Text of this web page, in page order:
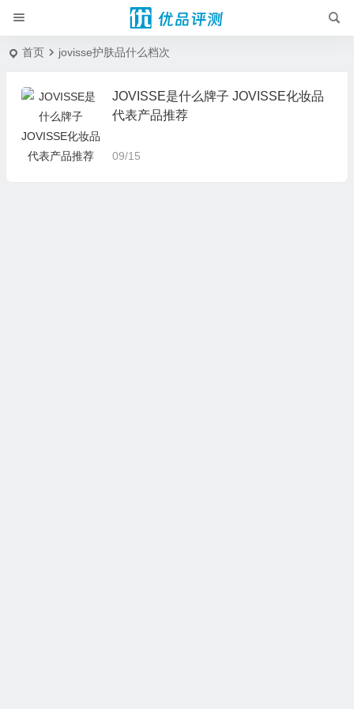
首页 jovisse护肤品什么档次
JOVISSE是什么牌子 JOVISSE化妆品
代表产品推荐
09/15